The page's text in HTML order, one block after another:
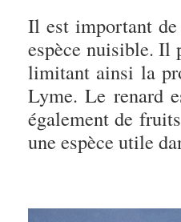
Il est important de
espèce nuisible. Il
limitant ainsi la
Lyme. Le renard
également de
une espèce utile